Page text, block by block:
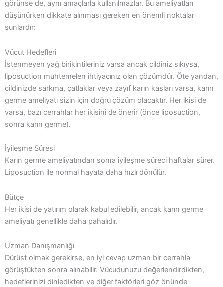
görünse de, aynı amaçlarla kullanılmazlar. Bu ameliyatları
düşünürken dikkate alınması gereken en önemli noktalar
şunlardır:
Vücut Hedefleri
İstenmeyen yağ birikintileriniz varsa ancak cildiniz sıkıysa,
liposuction muhtemelen ihtiyacınız olan çözümdür. Öte yandan,
cildinizde sarkma, çatlaklar veya zayıf karın kasları varsa, karın
germe ameliyatı sizin için doğru çözüm olacaktır. Her ikisi de
varsa, bazı cerrahlar her ikisini de önerir (önce liposuction,
sonra karın germe).
İyileşme Süresi
Karın germe ameliyatından sonra iyileşme süreci haftalar sürer.
Liposuction ile normal hayata daha hızlı dönülür.
Bütçe
Her ikisi de yatırım olarak kabul edilebilir, ancak karın germe
ameliyatı genellikle daha pahalıdır.
Uzman Danışmanlığı
Dürüst olmak gerekirse, en iyi cevap uzman bir cerrahla
görüştükten sonra alınabilir. Vücudunuzu değerlendirdikten,
hedeflerinizi dinledikten ve diğer faktörleri göz önünde